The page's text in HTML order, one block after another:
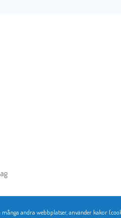
andra webbplatser, använder kakor